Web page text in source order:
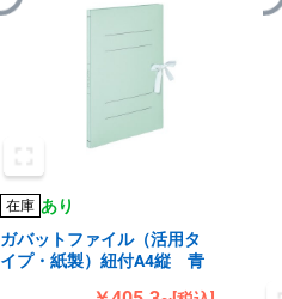
在庫 あり
ガバットファイル（活用タ
イプ・紙製）紐付A4縦 青